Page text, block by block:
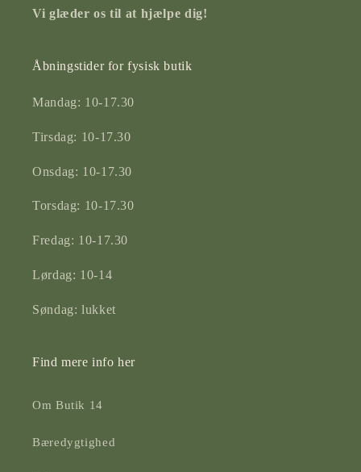
Vi glæder os til at hjælpe dig!
Åbningstider for fysisk butik
Mandag: 10-17.30
Tirsdag: 10-17.30
Onsdag: 10-17.30
Torsdag: 10-17.30
Fredag: 10-17.30
Lørdag: 10-14
Søndag: lukket
Find mere info her
Om Butik 14
Bæredygtighed